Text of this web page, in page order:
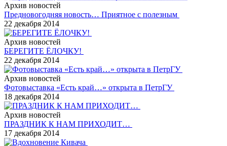
Архив новостей
Предновогодняя новость… Приятное с полезным
22 декабря 2014
Архив новостей
БЕРЕГИТЕ ЁЛОЧКУ!
22 декабря 2014
Архив новостей
Фотовыставка «Есть край…» открыта в ПетрГУ
18 декабря 2014
Архив новостей
ПРАЗДНИК К НАМ ПРИХОДИТ…
17 декабря 2014